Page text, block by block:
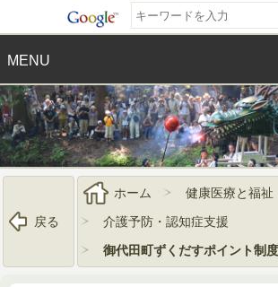
MENU
戻る
ホーム 健康医療と福祉
介護予防・認知症支援
御代田町ずくだすポイント制